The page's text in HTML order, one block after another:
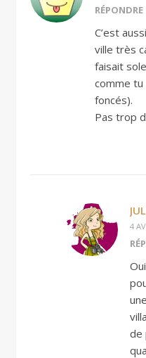
RÉPONDRE
C’est
ville très
faisait
comme tu
foncés).
Pas trop
4
de